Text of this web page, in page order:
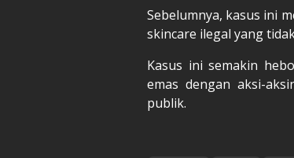
Sebelumnya, kasus ini
skincare ilegal yang
Kasus ini semakin
emas dengan aksi-
publik.